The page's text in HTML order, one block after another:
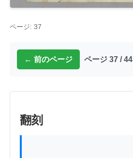
ページ: 37
← 前のページ ページ 37 / 44
翻刻